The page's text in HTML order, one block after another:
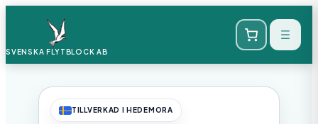
SVENSKA FLYTBLOCK AB
TILLVERKAD I HEDEMORA